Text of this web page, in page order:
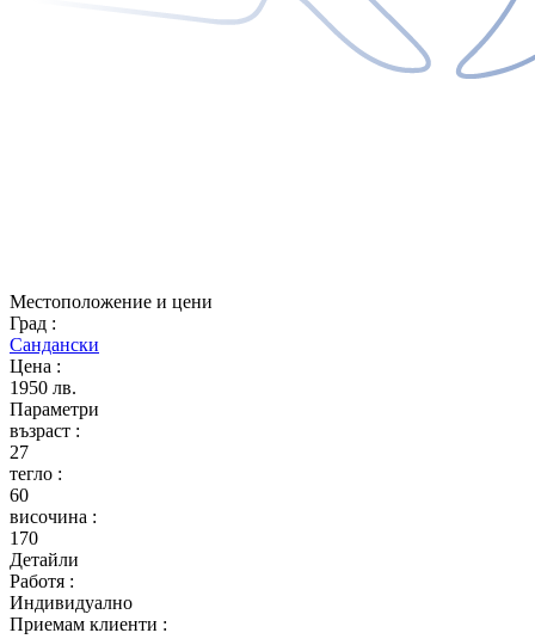
Местоположение и цени
Град :
Сандански
Цена :
1950 лв.
Параметри
възраст :
27
тегло :
60
височина :
170
Детайли
Работя :
Индивидуално
Приемам клиенти :